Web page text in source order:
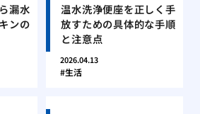
漏水
ンの
温水洗浄便座を正しく手
放すための具体的な手順
と注意点
2026.04.13
生活